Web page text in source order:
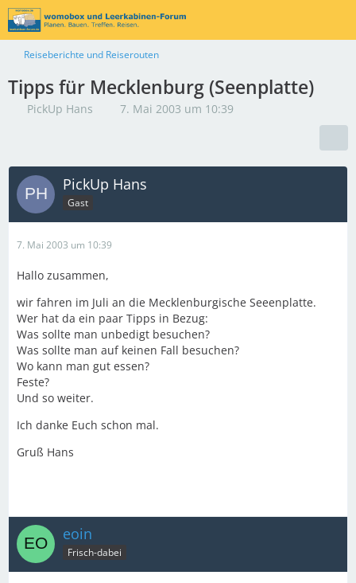
Reiseberichte und Reiserouten
Tipps für Mecklenburg (Seenplatte)
PickUp Hans 7. Mai 2003 um 10:39
PickUp Hans
Gast
7. Mai 2003 um 10:39
Hallo zusammen,
wir fahren im Juli an die Mecklenburgische Seeenplatte.
Wer hat da ein paar Tipps in Bezug:
Was sollte man unbedigt besuchen?
Was sollte man auf keinen Fall besuchen?
Wo kann man gut essen?
Feste?
Und so weiter.
Ich danke Euch schon mal.
Gruß Hans
eoin
Frisch-dabei